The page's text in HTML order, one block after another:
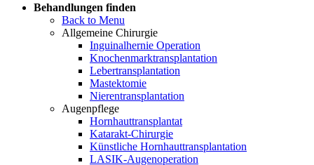
Behandlungen finden
Back to Menu
Allgemeine Chirurgie
Inguinalhernie Operation
Knochenmarktransplantation
Lebertransplantation
Mastektomie
Nierentransplantation
Augenpflege
Hornhauttransplantat
Katarakt-Chirurgie
Künstliche Hornhauttransplantation
LASIK-Augenoperation